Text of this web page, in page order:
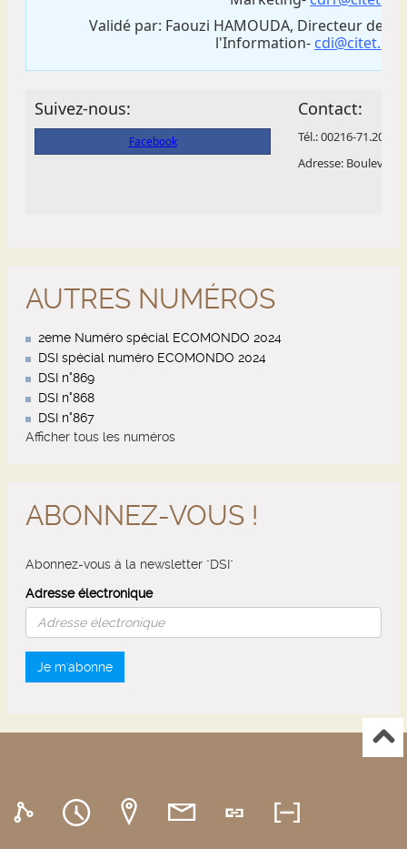
AUTRES NUMÉROS
2eme Numéro spécial ECOMONDO 2024
DSI spécial numéro ECOMONDO 2024
DSI n°869
DSI n°868
DSI n°867
Afficher tous les numéros
ABONNEZ-VOUS !
Abonnez-vous à la newsletter "DSI"
Adresse électronique
Je m'abonne